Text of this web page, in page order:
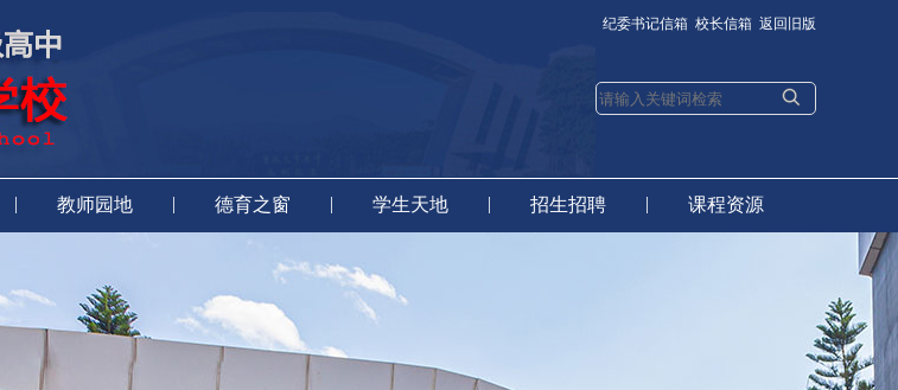
纪委书记信箱 校长信箱 返回旧版
| 教师园地 | 德育之窗 | 学生天地 | 招生招聘 | 课程资源